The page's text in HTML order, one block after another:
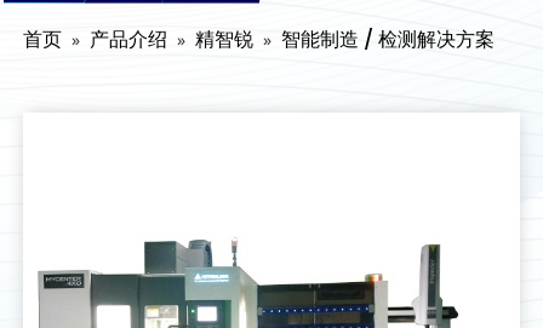
首页 产品介绍 精智锐 智能制造 / 检测解决方案